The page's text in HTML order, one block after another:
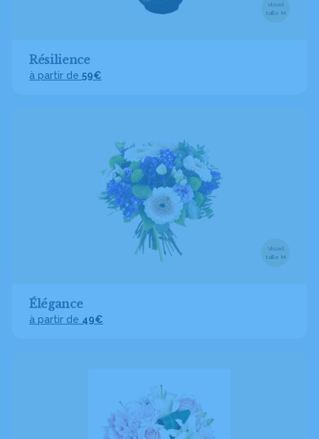
Visuel
taille M
Résilience
à partir de 59€
Visuel
taille M
Élégance
à partir de 49€